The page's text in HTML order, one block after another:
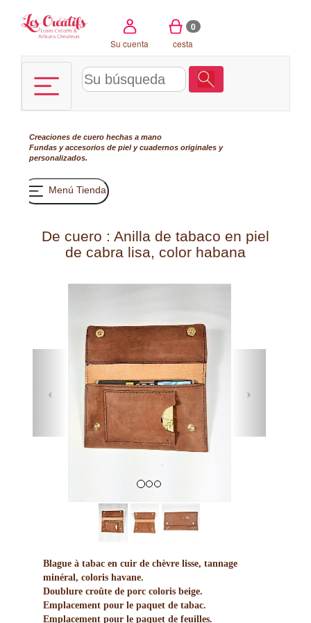
Su cuenta
0
cesta
Creaciones de cuero hechas a mano
Fundas y accesorios de piel y cuadernos originales y
personalizados.
Menú Tienda
De cuero : Anilla de tabaco en piel
de cabra lisa, color habana
Previous
Blague à tabac en cuir de chèvre lisse, tannage
minéral, coloris havane.
Doublure croûte de porc coloris beige.
Emplacement pour le paquet de tabac.
Emplacement pour le paquet de feuilles.